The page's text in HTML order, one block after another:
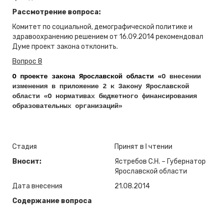
Рассмотрение вопроса:
Комитет по социальной, демографической политике и
здравоохранению решением от 16.09.2014 рекомендовал
Думе проект закона отклонить.
Вопрос 8
О проекте закона Ярославской области «О внесении
изменения в приложение 2 к Закону Ярославской
области «О нормативах бюджетного финансирования
образовательных организаций»
Стадия
Принят в I чтении
Вносит:
Ястребов С.Н. – Губернатор
Ярославской области
Дата внесения
21.08.2014
Содержание вопроса